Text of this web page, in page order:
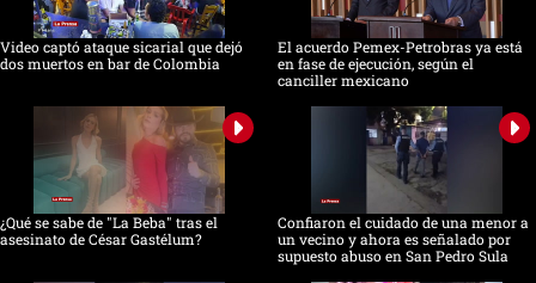
Video captó ataque sicarial que dejó
dos muertos en bar de Colombia
El acuerdo Pemex-Petrobras ya está
en fase de ejecución, según el
canciller mexicano
¿Qué se sabe de "La Beba" tras el
asesinato de César Gastélum?
Confiaron el cuidado de una menor a
un vecino y ahora es señalado por
supuesto abuso en San Pedro Sula